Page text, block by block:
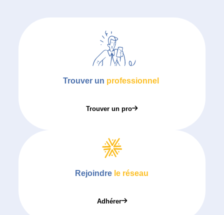
Trouver un professionnel
Trouver un pro
Rejoindre le réseau
Adhérer